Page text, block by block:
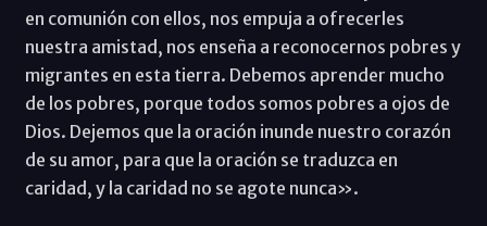
en comunión con ellos, nos empuja a ofrecerles
nuestra amistad, nos enseña a reconocernos pobres y
migrantes en esta tierra. Debemos aprender mucho
de los pobres, porque todos somos pobres a ojos de
Dios. Dejemos que la oración inunde nuestro corazón
de su amor, para que la oración se traduzca en
caridad, y la caridad no se agote nunca».